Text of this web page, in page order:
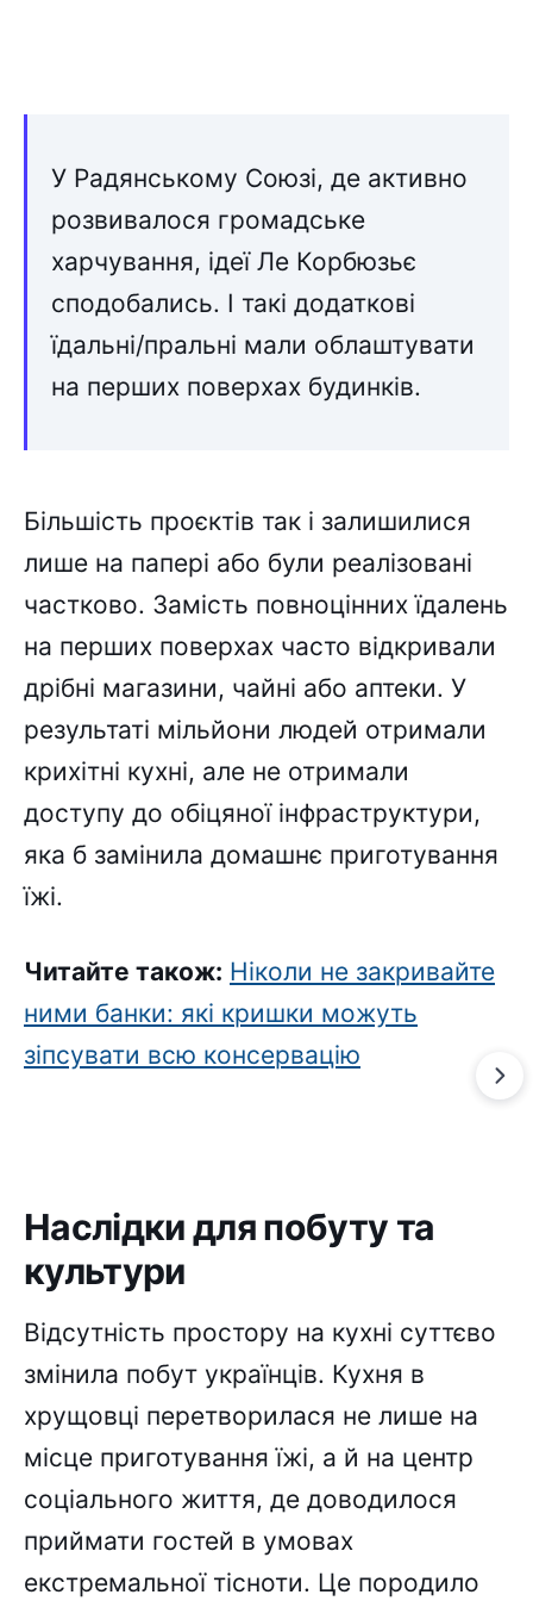
У Радянському Союзі, де активно
розвивалося громадське
харчування, ідеї Ле Корбюзьє
сподобались. І такі додаткові
їдальні/пральні мали облаштувати
на перших поверхах будинків.
Більшість проєктів так і залишилися
лише на папері або були реалізовані
частково. Замість повноцінних їдалень
на перших поверхах часто відкривали
дрібні магазини, чайні або аптеки. У
результаті мільйони людей отримали
крихітні кухні, але не отримали
доступу до обіцяної інфраструктури,
яка б замінила домашнє приготування
їжі.
Читайте також: Ніколи не закривайте
ними банки: які кришки можуть
зіпсувати всю консервацію
Наслідки для побуту та
культури
Відсутність простору на кухні суттєво
змінила побут українців. Кухня в
хрущовці перетворилася не лише на
місце приготування їжі, а й на центр
соціального життя, де доводилося
приймати гостей в умовах
екстремальної тісноти. Це породило